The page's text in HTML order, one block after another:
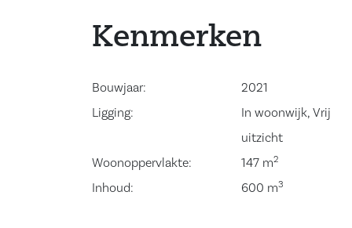
de verkoop daadwerkelijk van start gaat, laat
door een e-mail te sturen naar
Kenmerken
Bouwjaar:
2021
Ligging:
In woonwijk, Vrij
uitzicht
Woonoppervlakte:
147 m2
Inhoud: 600 m3